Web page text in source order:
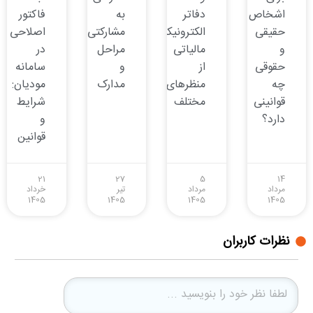
اشخاص
حقیقی
و
حقوقی
چه
قوانینی
دارد؟
14
مرداد
1405
دفاتر
الکترونیکی
مالیاتی
از
منظرهای
مختلف
5
مرداد
1405
به
مشارکتی:
مراحل
و
مدارک
27
تیر
1405
فاکتور
اصلاحی
در
سامانه
مودیان:
شرایط
و
قوانین
21
خرداد
1405
نظرات کاربران